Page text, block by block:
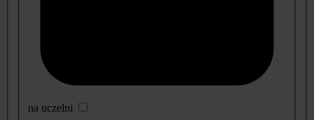
na uczelni